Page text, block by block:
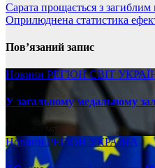
Сарата прощається з
Оприлюднена статистика
Пов’язаний запис
Новини РЕГІОНСВІТ
У загальному медальному
08.17.2025
НовиниРЕГІОН УКРАЇНА